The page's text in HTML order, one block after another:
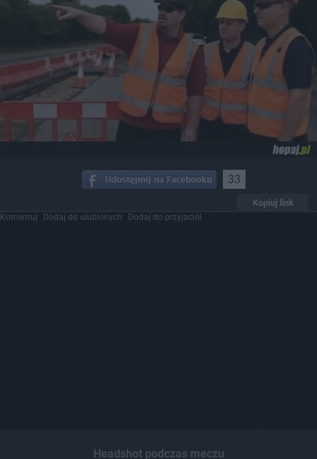
33
Kopiuj link
Komentuj Dodaj do ulubionych Dodaj do przyjaciół
Headshot podczas meczu